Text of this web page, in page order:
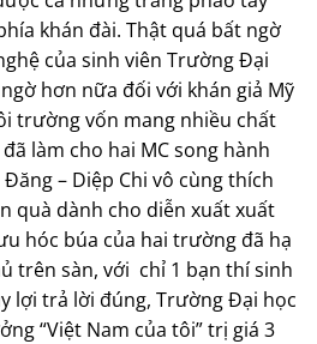
khán đài. Thật quá bất ngờ
của sinh viên Trường Đại
hơn nữa đối với khán giả Mỹ
trường vốn mang nhiều chất
làm cho hai MC song hành
– Diệp Chi vô cùng thích
quà dành cho diễn xuất xuất
hóc búa của hai trường đã hạ
trên sàn, với chỉ 1 bạn thí sinh
lợi trả lời đúng, Trường Đại học
“Việt Nam của tôi” trị giá 3